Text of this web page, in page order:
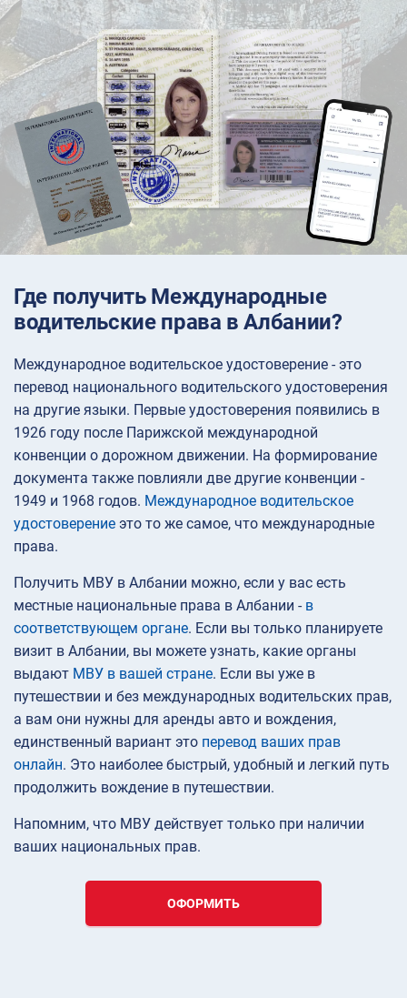
Где получить Международные
водительские права в Албании?
Международное водительское удостоверение - это
перевод национального водительского удостоверения
на другие языки. Первые удостоверения появились в
1926 году после Парижской международной
конвенции о дорожном движении. На формирование
документа также повлияли две другие конвенции -
1949 и 1968 годов. Международное водительское
удостоверение это то же самое, что международные
права.
Получить МВУ в Албании можно, если у вас есть
местные национальные права в Албании - в
соответствующем органе. Если вы только планируете
визит в Албании, вы можете узнать, какие органы
выдают МВУ в вашей стране. Если вы уже в
путешествии и без международных водительских прав,
а вам они нужны для аренды авто и вождения,
единственный вариант это перевод ваших прав
онлайн. Это наиболее быстрый, удобный и легкий путь
продолжить вождение в путешествии.
Напомним, что МВУ действует только при наличии
ваших национальных прав.
ОФОРМИТЬ